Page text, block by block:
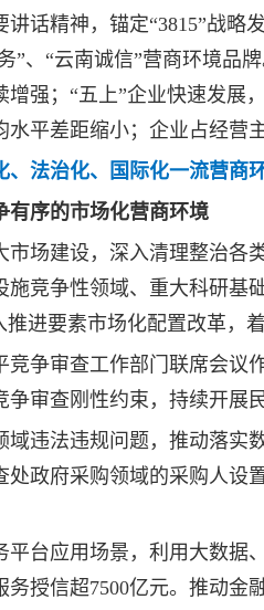
讲话精神，锚定“3815”战
”、“云南诚信”营商环境品
增强；“五上”企业快速发
水平差距缩小；企业占经营
、法治化、国际化一流营商
有序的市场化营商环境
市场建设，深入清理整治各
施竞争性领域、重大科研基
推进要素市场化配置改革，
竞争审查工作部门联席会议
争审查刚性约束，持续开展
域违法违规问题，推动落实
处政府采购领域的采购人设
平台应用场景，利用大数据
务授信超7500亿元。推动